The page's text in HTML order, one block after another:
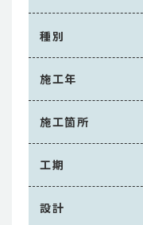
種別
施工年
施工箇所
工期
設計